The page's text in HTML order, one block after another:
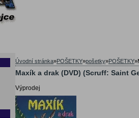
Úvodní stránka»POŠETKY»pošetky»POŠETKY»
Maxík a drak (DVD) (Scruff: Saint
Výprodej